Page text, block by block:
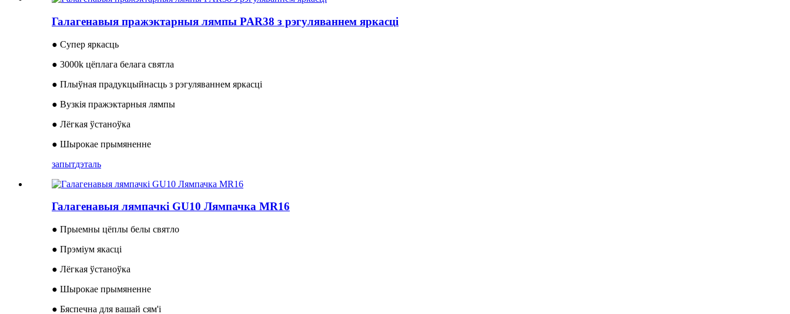
Галагенавыя пражэктарныя лямпы PAR38 з рэгуляваннем яркасці
● Супер яркасць
● 3000k цёплага белага святла
● Плыўная прадукцыйнасць з рэгуляваннем яркасці
● Вузкія пражэктарныя лямпы
● Лёгкая ўстаноўка
● Шырокае прымяненне
запытдэталь
Галагенавыя лямпачкі GU10 Лямпачка MR16
● Прыемны цёплы белы святло
● Прэміум якасці
● Лёгкая ўстаноўка
● Шырокае прымяненне
● Бяспечна для вашай сям'і